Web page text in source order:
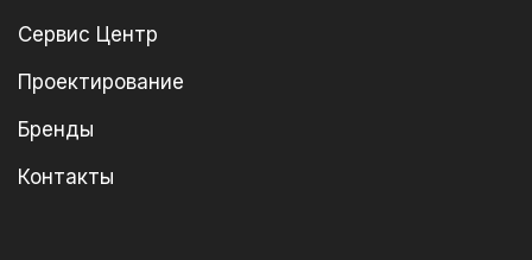
Сервис Центр
Проектирование
Бренды
Контакты